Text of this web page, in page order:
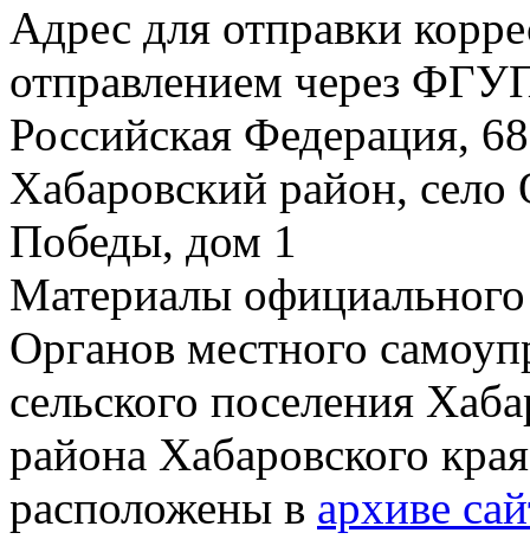
Адрес для отправки
отправлением через
Российская Федерация,
Хабаровский район, село
Победы, дом 1
Материалы
Органов местного
сельского поселения
района Хабаровского
расположены в архиве